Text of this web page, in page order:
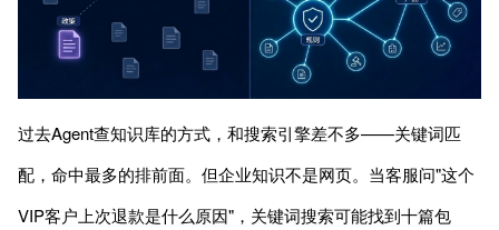
过去Agent查知识库的方式，和搜索引擎差不多——关键词匹
配，命中最多的排前面。但企业知识不是网页。当客服问"这个
VIP客户上次退款是什么原因"，关键词搜索可能找到十篇包